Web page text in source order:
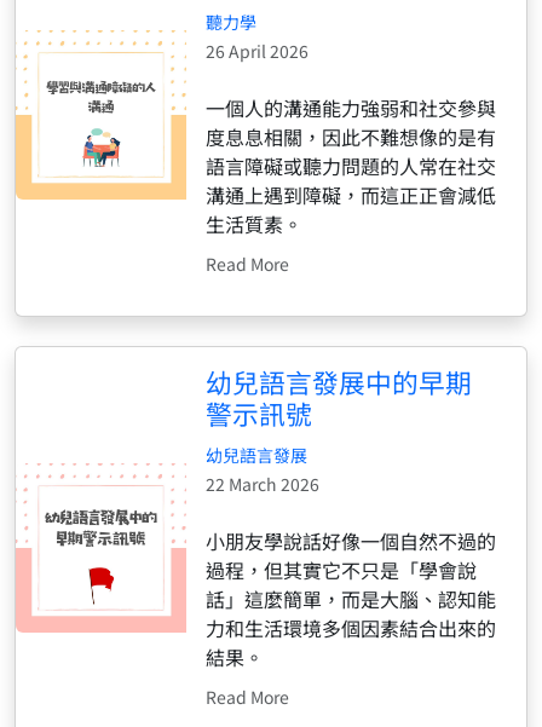
聽力學
26 April 2026
一個人的溝通能力強弱和社交參與
度息息相關，因此不難想像的是有
語言障礙或聽力問題的人常在社交
溝通上遇到障礙，而這正正會減低
生活質素。
Read More
幼兒語言發展中的早期
警示訊號
幼兒語言發展
22 March 2026
小朋友學說話好像一個自然不過的
過程，但其實它不只是「學會說
話」這麼簡單，而是大腦、認知能
力和生活環境多個因素結合出來的
結果。
Read More